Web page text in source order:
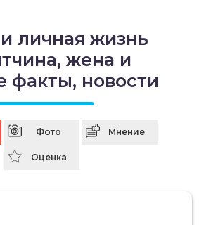
личная жизнь
жена и
факты, новости
Фото Мнение
Оценка